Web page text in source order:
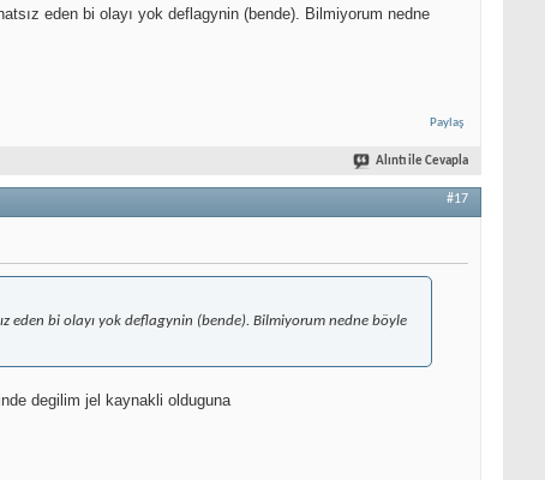
eden bi olayı yok deflagynin (bende). Bilmiyorum nedne
Paylaş
Alıntı ile Cevapla
#17
eden bi olayı yok deflagynin (bende). Bilmiyorum nedne böyle
degilim jel kaynakli olduguna